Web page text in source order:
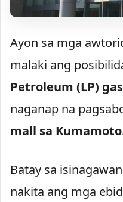
Ayon sa mga
malaki ang
Petroleum (LP) gas
naganap na
mall sa Kumamoto
Batay sa
nakita ang mga